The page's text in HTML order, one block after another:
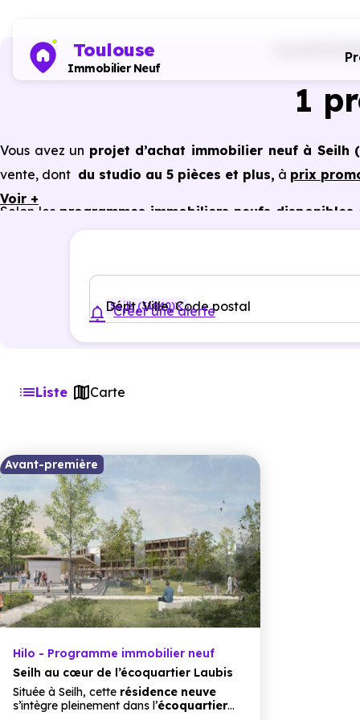
Toulouse
Immobilier Neuf
1
Vous avez un projet d’achat immobilier neuf à Seilh
vente, dont du studio au 5 pièces et plus, à prix
Selon les programmes immobiliers neufs disponibles
Voir +
Dépt, Ville, Code postal
Seilh (31840)
Créer une alerte
Liste Carte
Avant-première
Hilo - Programme immobilier neuf
Seilh au cœur de l’écoquartier Laubis
Située à Seilh, cette résidence neuve
s’intègre pleinement dans l’écoquartier